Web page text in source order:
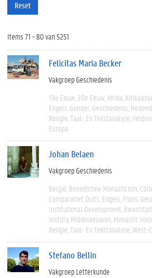
Reset
Items 71 - 80 van 5251
Felicitas Maria Becker
Vakgroep Geschiedenis
19e Eeuw 20e Eeuw Afrika
Engels Gender Geschiedenis
Religie Taal- En Tekstanalyse
Europa
Johan Belaen
Vakgroep Geschiedenis
België Benedictine Monasticism
Comparatief Duits Engels Frans
Institutional Development
History Middeleeuwen Monastic
Religie Taal- En Tekstanalyse West-
Stefano Bellin
Vakgroep Letterkunde